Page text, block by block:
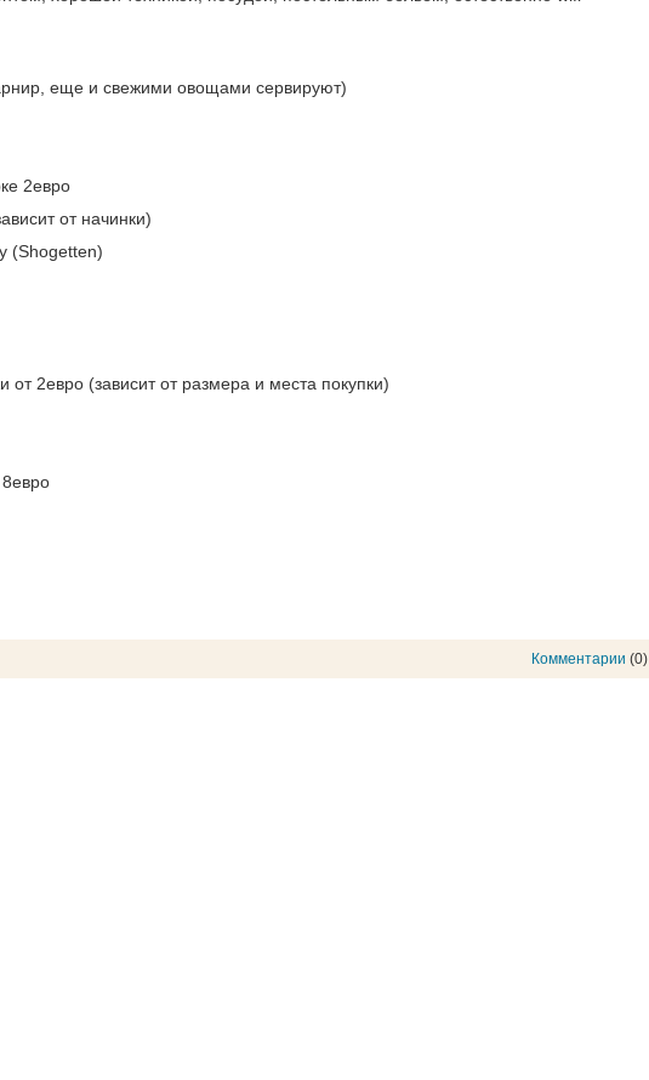
еще и свежими овощами сервируют)
2евро
от начинки)
(Shogetten)
2евро (зависит от размера и места покупки)
Комментарии (0)